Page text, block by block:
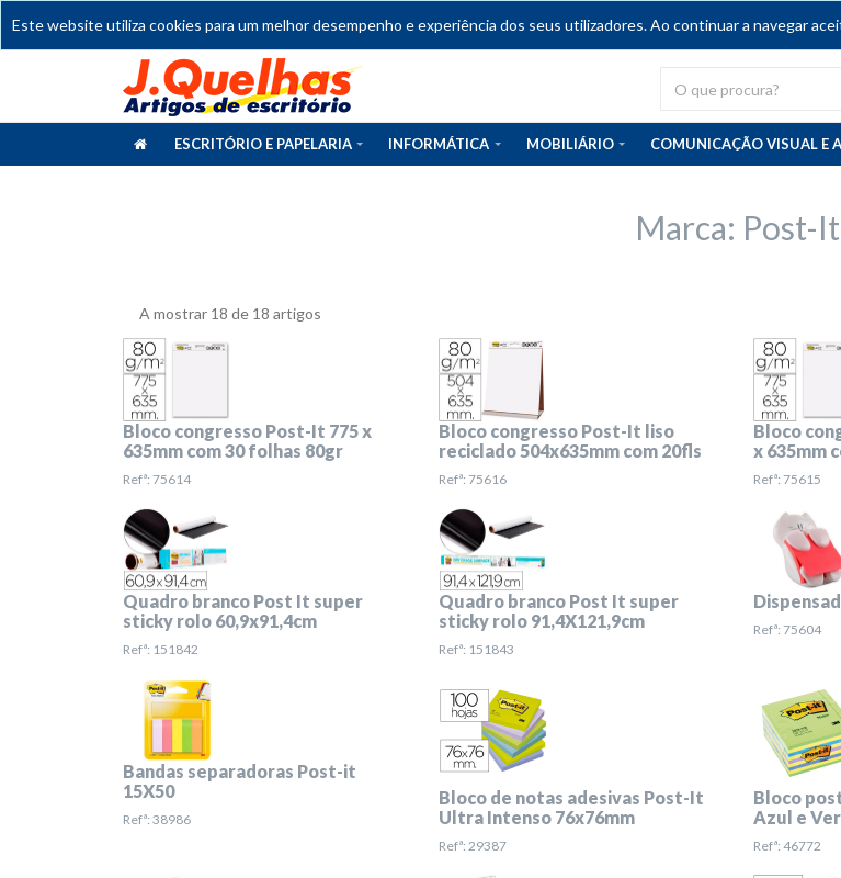
Este website utiliza cookies para um melhor desempenho e experiência dos seus utilizadores. Ao continuar a navegar
ESCRITÓRIO E PAPELARIA INFORMÁTICA MOBILIÁRIO COMUNICAÇÃO VISUAL E
Marca: Post-It
A mostrar 18 de 18 artigos
Bloco congresso Post-It 775 x
635mm com 30 folhas 80gr
Refª: 75614
Bloco congresso Post-It liso
reciclado 504x635mm com 20fls
Refª: 75616
Bloco
x 635mm
Refª: 75615
Quadro branco Post It super
sticky rolo 60,9x91,4cm
Refª: 151842
Quadro branco Post It super
sticky rolo 91,4X121,9cm
Refª: 151843
Refª: 75604
Bandas separadoras Post-it
15X50
Refª: 38986
Bloco de notas adesivas Post-It
Ultra Intenso 76x76mm
Refª: 29387
Bloco
Azul e
Refª: 46772